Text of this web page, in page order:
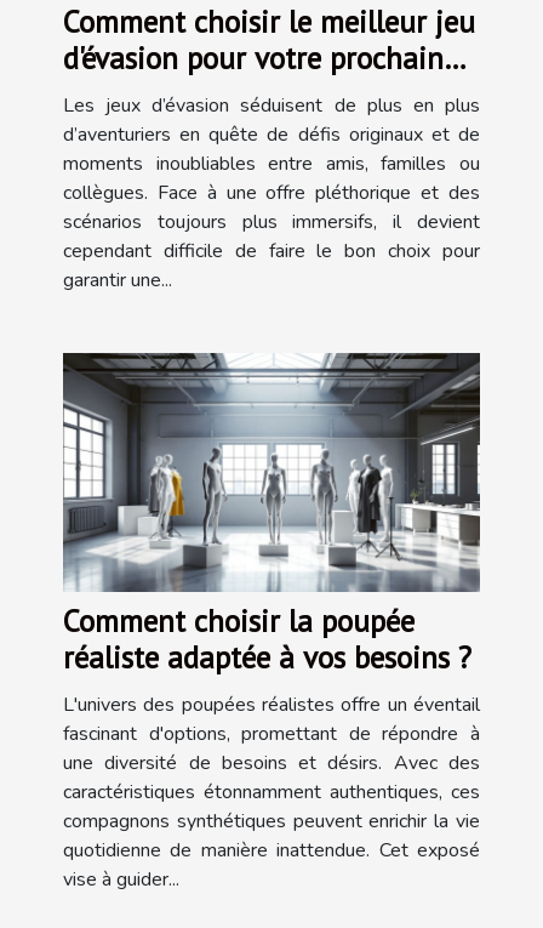
Comment choisir le meilleur jeu
d'évasion pour votre prochaine
aventure ?
Les jeux d’évasion séduisent de plus en plus
d’aventuriers en quête de défis originaux et de
moments inoubliables entre amis, familles ou
collègues. Face à une offre pléthorique et des
scénarios toujours plus immersifs, il devient
cependant difficile de faire le bon choix pour
garantir une...
Comment choisir la poupée
réaliste adaptée à vos besoins ?
L'univers des poupées réalistes offre un éventail
fascinant d'options, promettant de répondre à
une diversité de besoins et désirs. Avec des
caractéristiques étonnamment authentiques, ces
compagnons synthétiques peuvent enrichir la vie
quotidienne de manière inattendue. Cet exposé
vise à guider...